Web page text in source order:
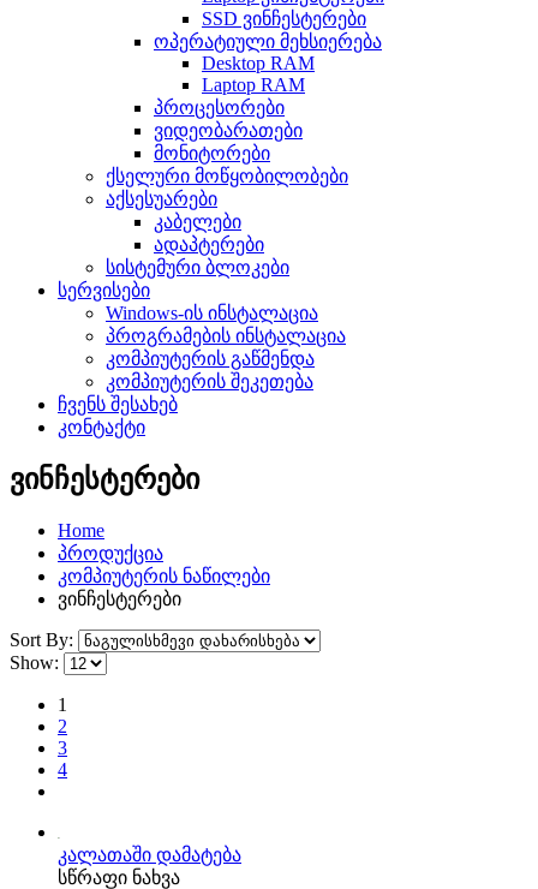
SSD ვინჩესტერები
ოპერატიული მეხსიერება
Desktop RAM
Laptop RAM
პროცესორები
ვიდეობარათები
მონიტორები
ქსელური მოწყობილობები
აქსესუარები
კაბელები
ადაპტერები
სისტემური ბლოკები
სერვისები
Windows-ის ინსტალაცია
პროგრამების ინსტალაცია
კომპიუტერის გაწმენდა
კომპიუტერის შეკეთება
ჩვენს შესახებ
კონტაქტი
ვინჩესტერები
Home
პროდუქცია
კომპიუტერის ნაწილები
ვინჩესტერები
Sort By:
Show:
1
2
3
4
კალათაში დამატება
სწრაფი ნახვა